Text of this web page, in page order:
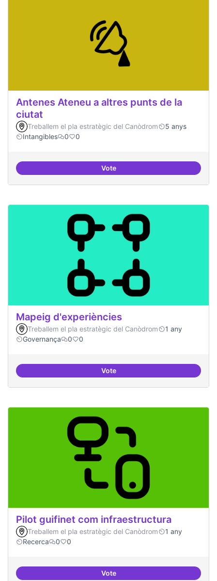
Antenes Ateneu a altres punts de la
ciutat
Treballem el pla estratègic del Canòdrom
5 anys
Intangibles
0 0
VoteAntenes Ateneu a altres punts
Mapeig d'experiències
Treballem el pla estratègic del Canòdrom
1 any
Governança
0 0
VoteMapeig d'experiències
Pilot guifinet com infraestructura
Treballem el pla estratègic del Canòdrom
1 any
Recerca
0 0
VotePilot guifinet com